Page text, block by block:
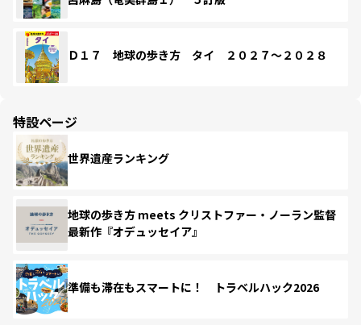
Ｄ１７ 地球の歩き方 タイ ２０２７～２０２８
特設ページ
世界遺産ランキング
地球の歩き方 meets クリストファー・ノーラン監督
最新作『オデュッセイア』
準備も滞在もスマートに！ トラベルハック2026